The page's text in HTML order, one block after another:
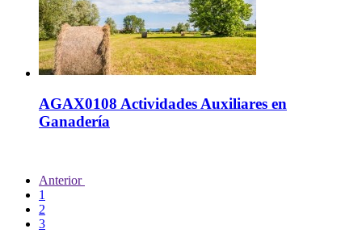
AGAX0108 Actividades Auxiliares en
Ganadería
Anterior
1
2
3